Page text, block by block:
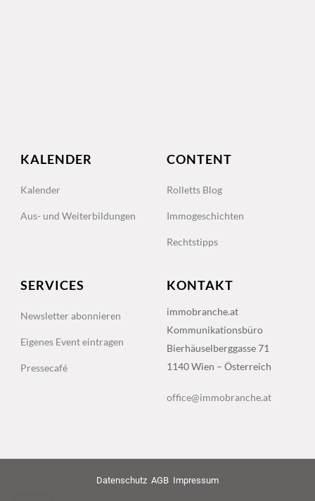
KALENDER
Kalender
Aus- und Weiterbildungen
CONTENT
Rolletts Blog
Immogeschichten
Rechtstipps
SERVICES
Newsletter abonnieren
Eigenes Event eintragen
Pressecafé
KONTAKT
immobranche.at
Kommunikationsbüro
Bierhäuselberggasse 71
1140 Wien – Österreich
office@immobranche.at
Datenschutz AGB Impressum